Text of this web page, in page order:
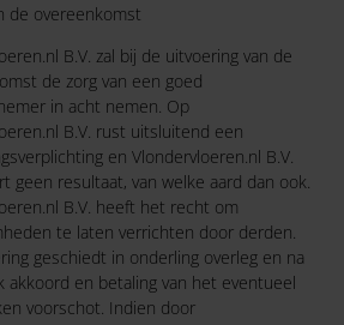
de overeenkomst
B.V. zal bij de uitvoering van de
de zorg van een goed
in acht nemen. Op
B.V. rust uitsluitend een
en Vlondervloeren.nl B.V.
geen resultaat, van welke aard dan ook.
B.V. heeft het recht om
te laten verrichten door derden.
geschiedt in onderling overleg en na
akkoord en betaling van het eventueel
voorschot. Indien door